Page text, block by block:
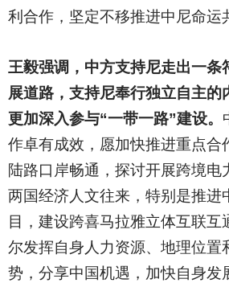
利合作，坚定不移推进中尼命运
王毅强调，中方支持尼走出一条
展道路，支持尼奉行独立自主的
更加深入参与“一带一路”建设。
作卓有成效，愿加快推进重点合
陆路口岸畅通，探讨开展跨境电
两国经济人文往来，特别是推进
目，建设跨喜马拉雅立体互联互
尔发挥自身人力资源、地理位置
势，分享中国机遇，加快自身发